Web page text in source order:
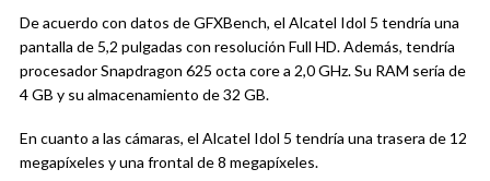
De acuerdo con datos de GFXBench, el Alcatel Idol 5 tendría una
pantalla de 5,2 pulgadas con resolución Full HD. Además, tendría
procesador Snapdragon 625 octa core a 2,0 GHz. Su RAM sería de
4 GB y su almacenamiento de 32 GB.
En cuanto a las cámaras, el Alcatel Idol 5 tendría una trasera de 12
megapíxeles y una frontal de 8 megapíxeles.